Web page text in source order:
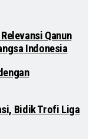
Qanun
Indonesia
Bidik Trofi Liga